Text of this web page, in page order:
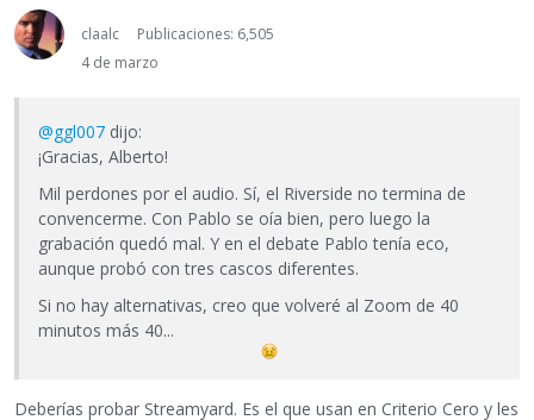
claalc
Publicaciones: 6,505
4 de marzo
@ggl007 dijo:
¡Gracias, Alberto!
Mil perdones por el audio. Sí, el Riverside no termina de
convencerme. Con Pablo se oía bien, pero luego la
grabación quedó mal. Y en el debate Pablo tenía eco,
aunque probó con tres cascos diferentes.
Si no hay alternativas, creo que volveré al Zoom de 40
minutos más 40...
Deberías probar Streamyard. Es el que usan en Criterio Cero y les